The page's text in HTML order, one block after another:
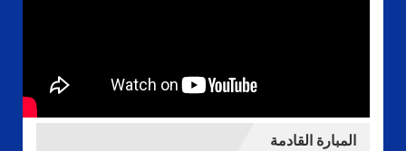
المبارة القادمة